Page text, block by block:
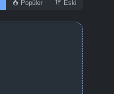
Popüler Eski